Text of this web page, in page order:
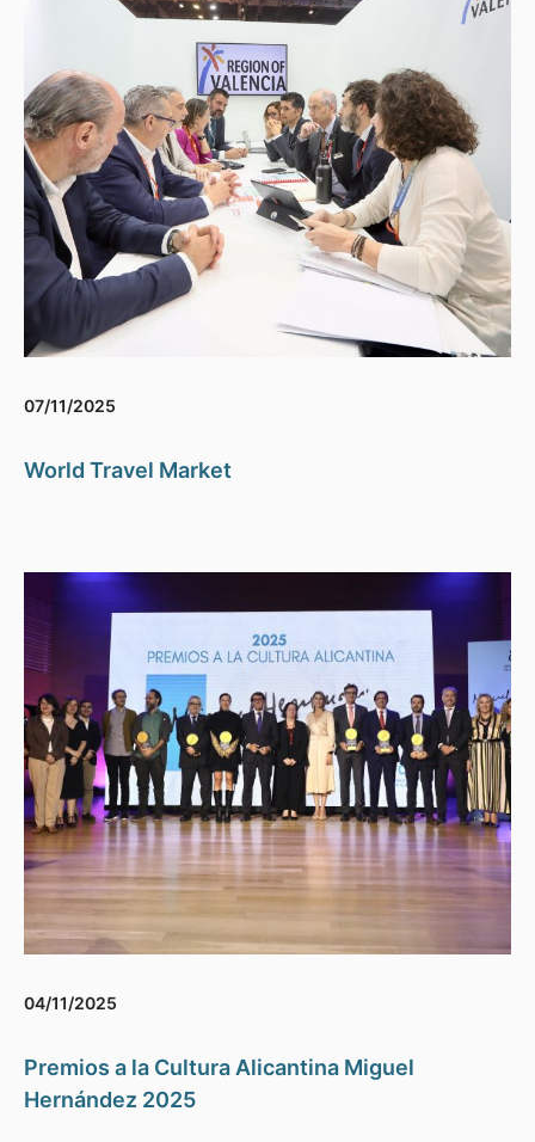
07/11/2025
World Travel Market
04/11/2025
Premios a la Cultura Alicantina Miguel
Hernández 2025